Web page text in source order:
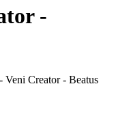
-
Creator - Beatus